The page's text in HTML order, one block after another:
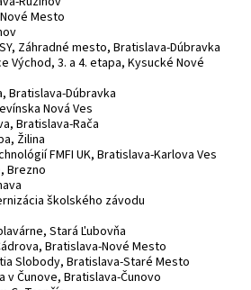
Mesto
Záhradné mesto, Bratislava-Dúbravka
Východ, 3. a 4. etapa, Kysucké Nové
Bratislava-Dúbravka
Nová Ves
Bratislava-Rača
Žilina
FMFI UK, Bratislava-Karlova Ves
Brezno
školského závodu
Stará Ľubovňa
Bratislava-Nové Mesto
Slobody, Bratislava-Staré Mesto
v Čunove, Bratislava-Čunovo